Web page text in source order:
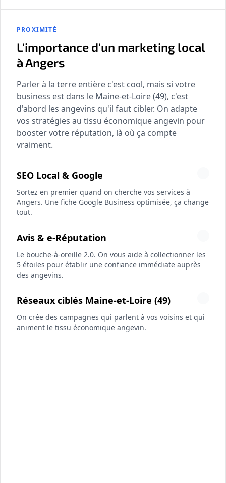
PROXIMITÉ
L'importance d'un marketing local
à Angers
Parler à la terre entière c'est cool, mais si votre
business est dans le Maine-et-Loire (49), c'est
d'abord les angevins qu'il faut cibler. On adapte
vos stratégies au tissu économique angevin pour
booster votre réputation, là où ça compte
vraiment.
SEO Local & Google
Sortez en premier quand on cherche vos services à
Angers. Une fiche Google Business optimisée, ça change
tout.
Avis & e-Réputation
Le bouche-à-oreille 2.0. On vous aide à collectionner les
5 étoiles pour établir une confiance immédiate auprès
des angevins.
Réseaux ciblés Maine-et-Loire (49)
On crée des campagnes qui parlent à vos voisins et qui
animent le tissu économique angevin.